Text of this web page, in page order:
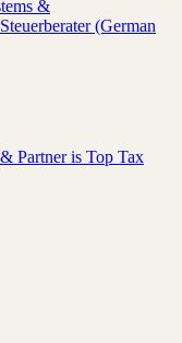
&
(German
Partner is Top Tax